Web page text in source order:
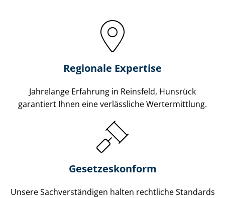
Regionale Expertise
Jahrelange Erfahrung in Reinsfeld, Hunsrück
garantiert Ihnen eine verlässliche Wertermittlung.
Gesetzes­konform
Unsere Sach­ver­stän­di­gen halten rechtliche Standards